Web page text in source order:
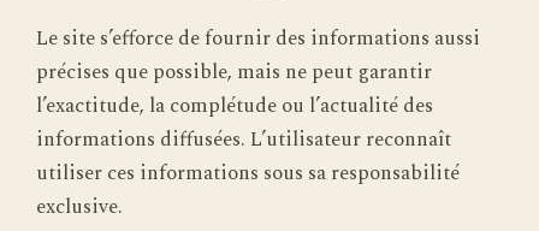
Le site s’efforce de fournir des informations aussi
précises que possible, mais ne peut garantir
l’exactitude, la complétude ou l’actualité des
informations diffusées. L’utilisateur reconnaît
utiliser ces informations sous sa responsabilité
exclusive.